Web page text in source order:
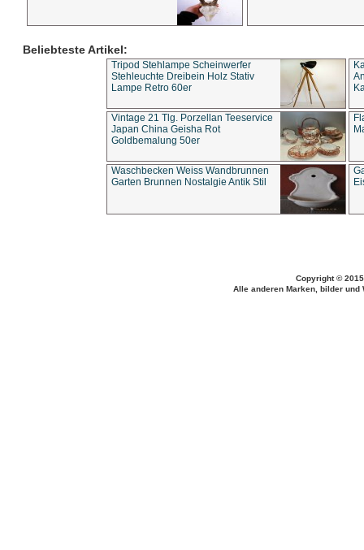
Beliebteste Artikel:
Tripod Stehlampe Scheinwerfer
Stehleuchte Dreibein Holz Stativ
Lampe Retro 60er
Vintage 21 Tlg. Porzellan Teeservice
Japan China Geisha Rot
Goldbemalung 50er
Waschbecken Weiss Wandbrunnen
Garten Brunnen Nostalgie Antik Stil
Copyright ©
Alle anderen Marken, bilder und